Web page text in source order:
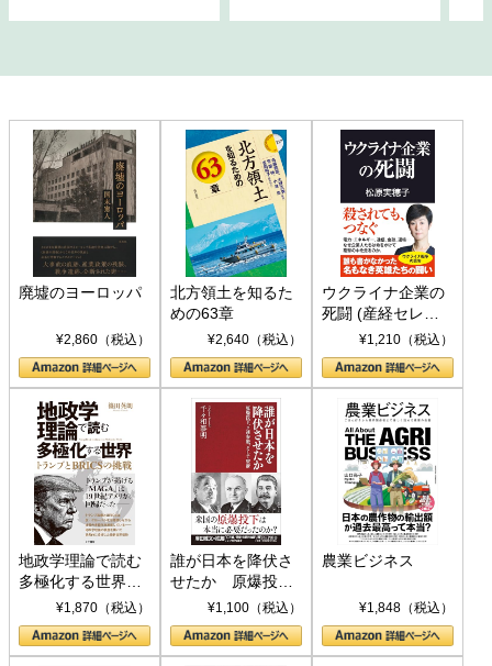
廃墟のヨーロッパ
¥2,860（税込）
北方領土を知るた
めの63章
¥2,640（税込）
ウクライナ企業の
死闘 (産経セレク
ト S 039)¥1,210（税込）
地政学理論で読む
多極化する世界：
トランプとBRICS
の挑戦
¥1,870（税込）
誰が日本を降伏さ
せたか 原爆投
下、ソ連参戦、そ
して聖断 (PHP新
書)
¥1,100（税込）
農業ビジネス
¥1,848（税込）